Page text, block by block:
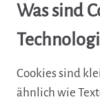
Was sind
Cookies sind
ähnlich wie